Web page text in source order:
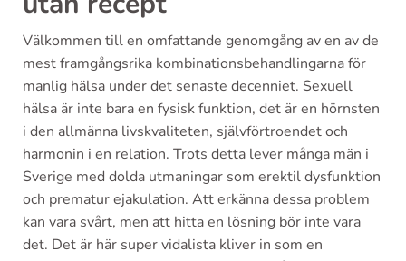
Välkommen till en omfattande genomgång av en av de
mest framgångsrika kombinationsbehandlingarna för
manlig hälsa under det senaste decenniet. Sexuell
hälsa är inte bara en fysisk funktion, det är en hörnsten
i den allmänna livskvaliteten, självförtroendet och
harmonin i en relation. Trots detta lever många män i
Sverige med dolda utmaningar som erektil dysfunktion
och prematur ejakulation. Att erkänna dessa problem
kan vara svårt, men att hitta en lösning bör inte vara
det. Det är här super vidalista kliver in som en